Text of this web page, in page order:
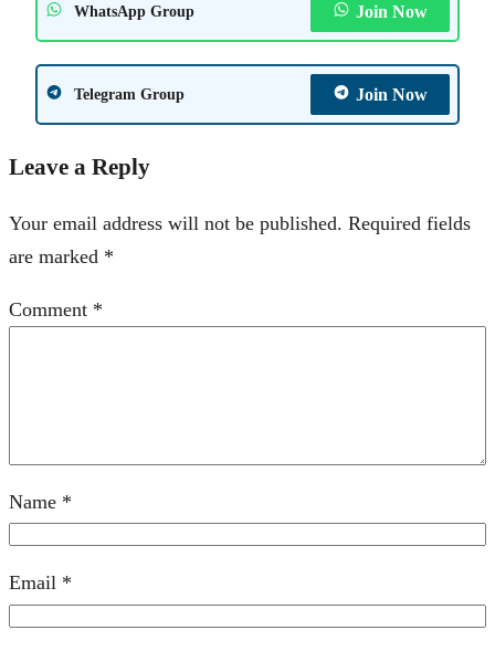
WhatsApp Group Join Now
Telegram Group Join Now
Leave a Reply
Your email address will not be published. Required fields
are marked *
Comment *
Name *
Email *